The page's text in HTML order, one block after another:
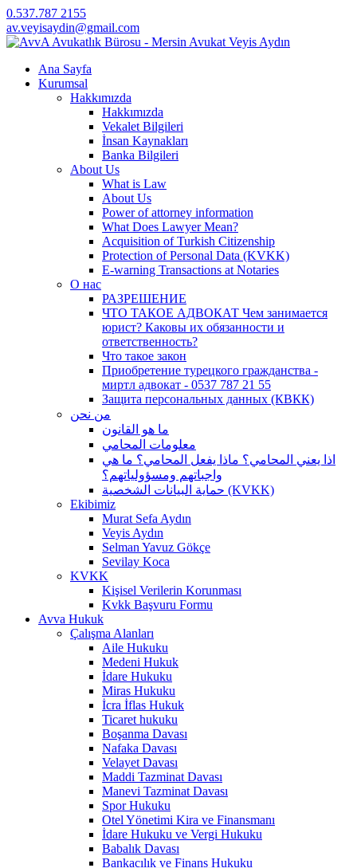
0.537.787 2155
av.veyisaydin@gmail.com
Ana Sayfa
Kurumsal
Hakkımızda
Hakkımızda
Vekalet Bilgileri
İnsan Kaynakları
Banka Bilgileri
About Us
What is Law
About Us
Power of attorney information
What Does Lawyer Mean?
Acquisition of Turkish Citizenship
Protection of Personal Data (KVKK)
E-warning Transactions at Notaries
О нас
РАЗРЕШЕНИЕ
ЧТО ТАКОЕ АДВОКАТ Чем занимается
юрист? Каковы их обязанности и
ответственность?
Что такое закон
Приобретение турецкого гражданства -
миртл адвокат - 0537 787 21 55
Защита персональных данных (КВКК)
من نحن
ما هو القانون
معلومات المحامي
اذا يعني المحامي؟ ماذا يفعل المحامي؟ ما هي
واجباتهم ومسؤولياتهم؟
حماية البيانات الشخصية (KVKK)
Ekibimiz
Murat Sefa Aydın
Veyis Aydın
Selman Yavuz Gökçe
Sevilay Koca
KVKK
Kişisel Verilerin Korunması
Kvkk Başvuru Formu
Avva Hukuk
Çalışma Alanları
Aile Hukuku
Medeni Hukuk
İdare Hukuku
Miras Hukuku
İcra İflas Hukuk
Ticaret hukuku
Boşanma Davası
Nafaka Davası
Velayet Davası
Maddi Tazminat Davası
Manevi Tazminat Davası
Spor Hukuku
Otel Yönetimi Kira ve Finansmanı
İdare Hukuku ve Vergi Hukuku
Babalık Davası
Bankacılık ve Finans Hukuku